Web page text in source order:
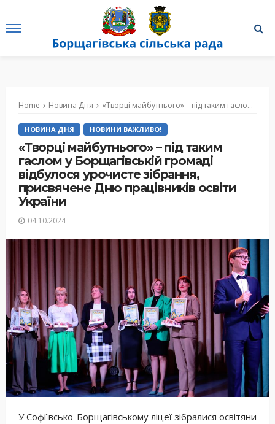
Home Новина Дня «Творці майбутнього» – під таким гаслом у Борщагівській громаді відбулося урочисте зібрання, присвячене Дню працівників освіти України
НОВИНА ДНЯ НОВИНИ ВАЖЛИВО!
«Творці майбутнього» – під таким
гаслом у Борщагівській громаді
відбулося урочисте зібрання,
присвячене Дню працівників освіти
України
04.10.2024
У Софіївсько-Борщагівському ліцеї зібралися освітяни